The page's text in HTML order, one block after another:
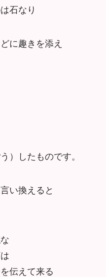
石なり
に趣きを添え
）したものです。
い換えると
伝えて来る